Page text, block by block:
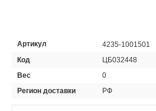
Артикул
4235-1001501
Код
ЦБ032448
Вес
0
Регион доставки
РФ